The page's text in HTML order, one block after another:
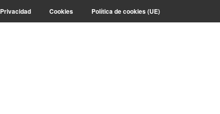
Privacidad Cookies Política de cookies (UE)